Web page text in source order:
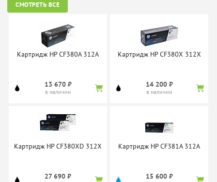
Картридж Sakura CF380A
940 ₽
в наличии
980 ₽
в наличии
880 ₽ 880 ₽
СМОТРЕТЬ ВСЕ
Картридж HP CF380A 312A
13 670 ₽
в наличии
Картридж HP CF380X 312X
14 200 ₽
в наличии
Картридж HP CF380XD 312X
27 690 ₽
Картридж HP CF381A 312A
15 600 ₽